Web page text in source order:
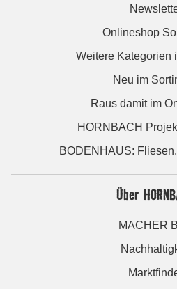
Onlineshop
Weitere Kategorien
Neu im
Raus damit im
HORNBACH
BODENHAUS:
Über
MACHER